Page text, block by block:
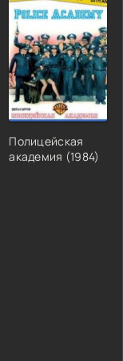
Полицейская
академия (1984)